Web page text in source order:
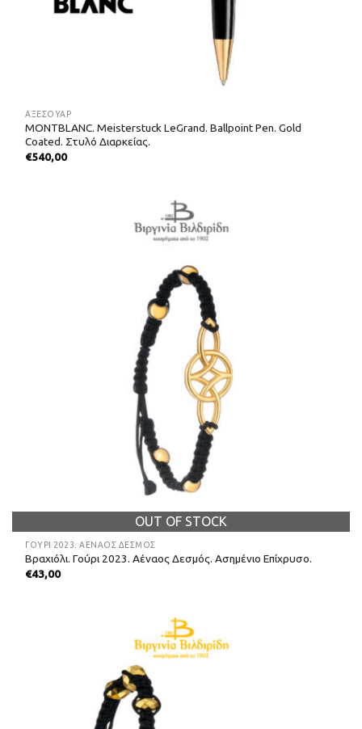
ΑΞΕΣΟΥΑΡ
MONTBLANC. Meisterstuck LeGrand. Ballpoint Pen. Gold
Coated. Στυλό Διαρκείας.
€540,00
OUT OF STOCK
ΓΟΎΡΙ 2023. ΑΈΝΑΟΣ ΔΕΣΜΌΣ
Βραχιόλι. Γούρι 2023. Αέναος Δεσμός. Ασημένιο Επίχρυσο.
€43,00